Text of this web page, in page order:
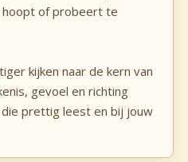
of probeert te
kijken naar de kern van
gevoel en richting
prettig leest en bij jouw